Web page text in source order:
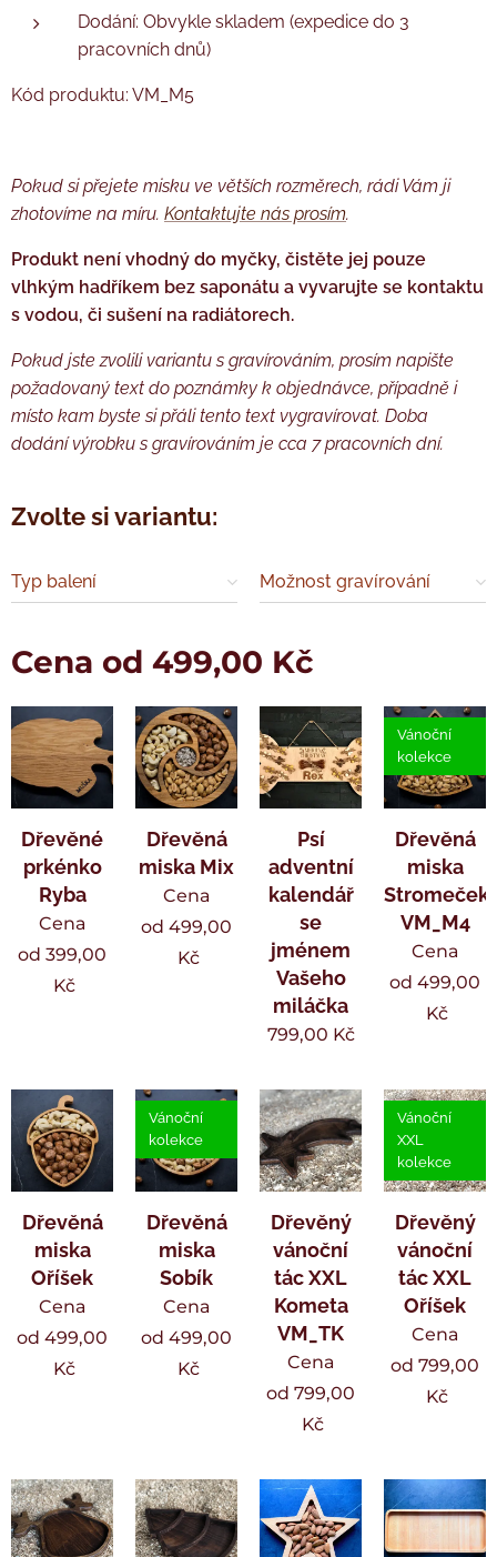
Dodání: Obvykle skladem (expedice do 3
pracovních dnů)
Kód produktu: VM_M5
Pokud si přejete misku ve větších rozměrech, rádi Vám ji
zhotovíme na míru. Kontaktujte nás prosím.
Produkt není vhodný do myčky, čistěte jej pouze
vlhkým hadříkem bez saponátu a vyvarujte se kontaktu
s vodou, či sušení na radiátorech.
Pokud jste zvolili variantu s gravírováním, prosím napište
požadovaný text do poznámky k objednávce, případně i
místo kam byste si přáli tento text vygravírovat. Doba
dodání výrobku s gravírováním je cca 7 pracovních dní.
Zvolte si variantu:
Typ balení Možnost gravírování
Cena od 499,00 Kč
Dřevěné
prkénko
Ryba
Cena
od 399,00
Kč
Dřevěná
miska Mix
Cena
od 499,00
Kč
Psí
adventní
kalendář
se
jménem
Vašeho
miláčka
799,00 Kč
Dřevěná
miska
Stromeček
VM_M4
Vánoční
kolekce
Cena
od 499,00
Kč
Dřevěná
miska
Oříšek
Cena
od 499,00
Kč
Dřevěná
miska
Sobík
Vánoční
kolekce
Cena
od 499,00
Kč
Dřevěný
vánoční
tác XXL
Kometa
VM_TK
Cena
od 799,00
Kč
Dřevěný
vánoční
tác XXL
Oříšek
Vánoční
XXL
kolekce
Cena
od 799,00
Kč